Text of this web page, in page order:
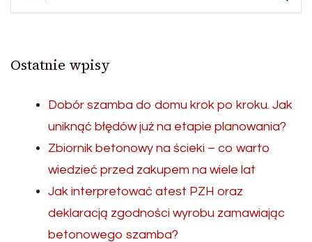
Ostatnie wpisy
Dobór szamba do domu krok po kroku. Jak
uniknąć błędów już na etapie planowania?
Zbiornik betonowy na ścieki – co warto
wiedzieć przed zakupem na wiele lat
Jak interpretować atest PZH oraz
deklaracją zgodności wyrobu zamawiając
betonowego szamba?